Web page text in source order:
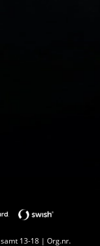
13-18 | Org.nr.